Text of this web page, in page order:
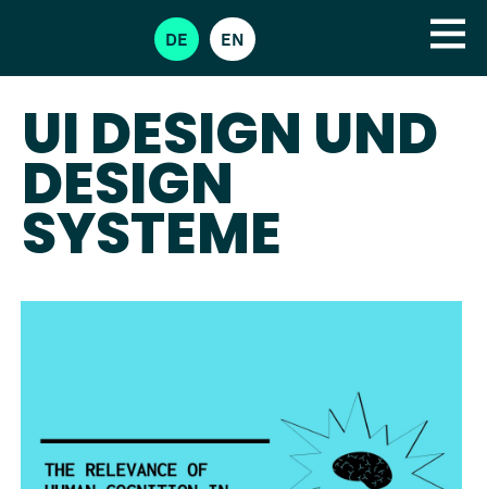
DE EN
UI DESIGN UND
DESIGN
SYSTEME